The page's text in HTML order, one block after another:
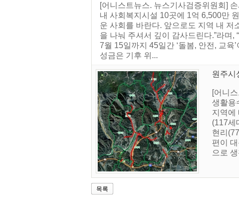
[어니스트뉴스. 뉴스기사검증위원회]
내 사회복지시설 10곳에 1억 6,500만
운 사회를 바란다. 앞으로도 지역 내 저
을 나눠 주셔서 깊이 감사드린다.”라며
7월 15일까지 45일간 ‘돌봄, 안전, 교육
성금은 기후 위...
원주시
[어니
생활용
지역에
(117세
현리
편이
으로
목록